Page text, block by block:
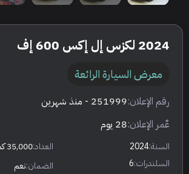
2024 لكزس إل إكس 600 إف
معرض السيارة الرائعة
رقم الإعلان:251999 - منذ شهرين
عٌمر الإعلان:28 يوم
السنة:2024 العداد:35,000 كم
السلندرات:6 الضمان:نعم